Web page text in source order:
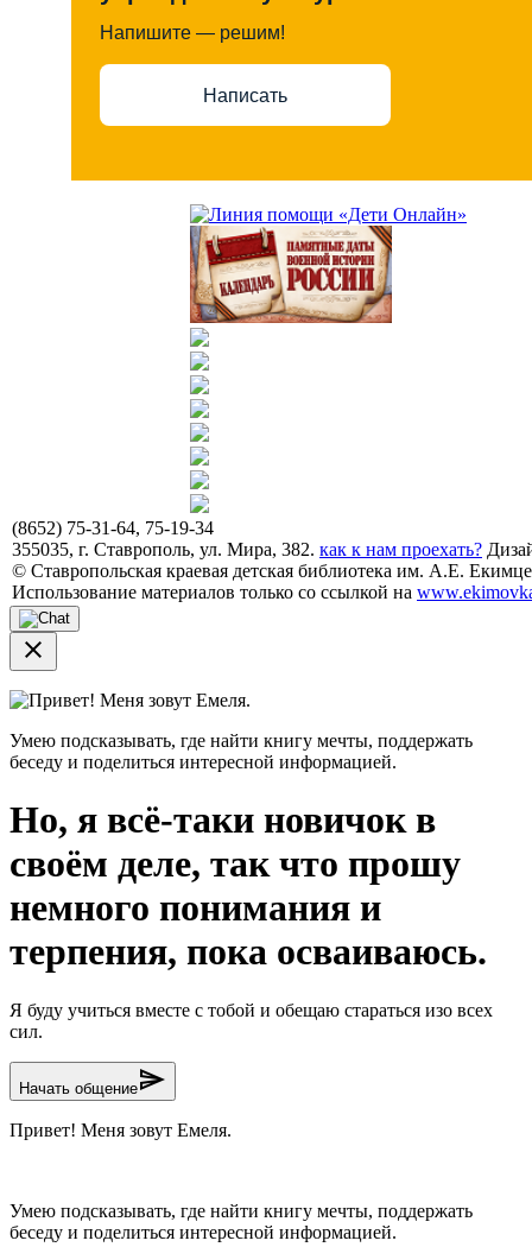
Напишите — решим!
Написать
(8652) 75-31-64, 75-19-34
355035, г. Ставрополь, ул. Мира, 382. как к нам проехать?
© Ставропольская краевая детская библиотека им. А.Е.
Использование материалов только со ссылкой на
close
Привет! Меня зовут Емеля.
Умею подсказывать, где найти книгу мечты, поддержать
беседу и поделиться интересной информацией.
Но, я всё-таки новичок в
своём деле, так что прошу
немного понимания и
терпения, пока осваиваюсь.
Я буду учиться вместе с тобой и обещаю стараться изо всех
сил.
Начать общениеsend
Привет! Меня зовут Емеля.
Умею подсказывать, где найти книгу мечты, поддержать
беседу и поделиться интересной информацией.